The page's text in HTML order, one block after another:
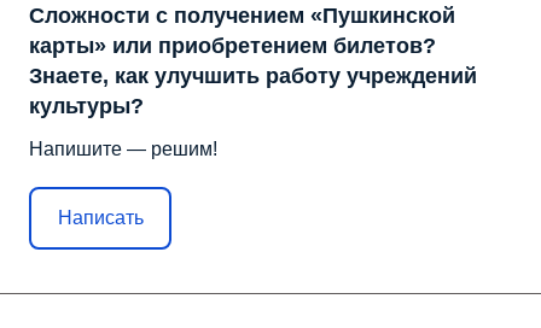
Сложности с получением «Пушкинской
карты» или приобретением билетов?
Знаете, как улучшить работу учреждений
культуры?
Напишите — решим!
Написать